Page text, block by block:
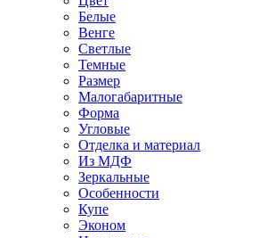
Белые
Венге
Светлые
Темные
Размер
Малогабаритные
Форма
Угловые
Отделка и материал
Из МДФ
Зеркальные
Особенности
Купе
Эконом